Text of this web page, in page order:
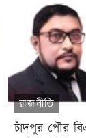
রাজনীতি
চাঁদপুর পৌর